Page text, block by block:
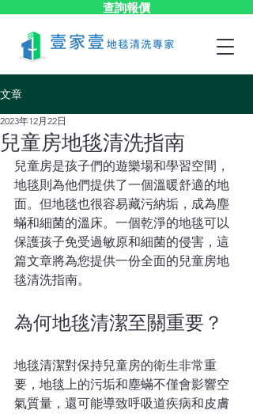
查詢報價
文章
兒童房地毯清洗指南
2023年12月22日
兒童房是孩子們的遊樂場和學習空間，
地毯則為他們提供了一個溫暖舒適的地
面。但地毯也很容易藏污納垢，成為塵
蟎和細菌的溫床。一個乾淨的地毯可以
保護孩子免受過敏原和細菌的侵害，這
篇文章將為您提供一份全面的兒童房地
毯清洗指南。
為何地毯清潔至關重要？
地毯清潔對保持兒童房的衛生非常重
要，地毯上的污垢和塵蟎不僅會影響空
氣質量，還可能導致呼吸道疾病和皮膚